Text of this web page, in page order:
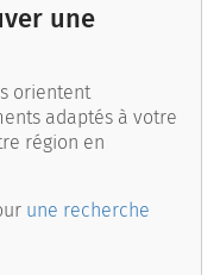
une
orientent
adaptés à votre
région en
une recherche